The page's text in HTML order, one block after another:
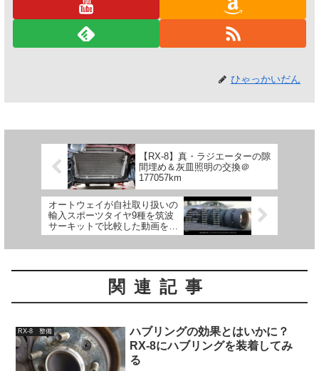
ひゃっかいだん
【RX-8】真・ラジエーターの隙
間埋め＆灰皿照明の交換＠
177057km
オートウェイが自社取り扱いの
輸入スポーツタイヤ9種を筑波
サーキットで比較した動画を公
開 コスパ最強タイヤは…
関連記事
RX-8 整備
ハブリングの効果とはいかに？
RX-8にハブリングを装着してみ
る